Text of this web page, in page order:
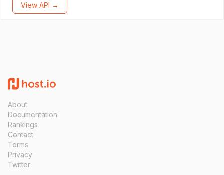
View API →
About
Documentation
Rankings
Contact
Terms
Privacy
Twitter